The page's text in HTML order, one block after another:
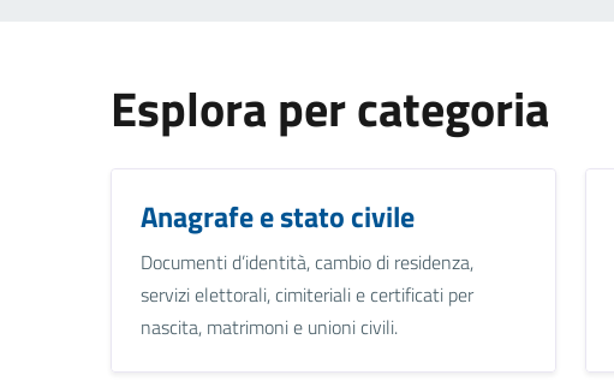
Esplora per categoria
Anagrafe e stato civile
Documenti d’identità, cambio di residenza,
servizi elettorali, cimiteriali e certificati per
nascita, matrimoni e unioni civili.